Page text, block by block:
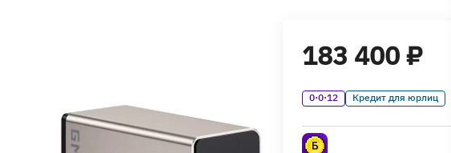
183 400 ₽
0·0·12 Кредит для юрлиц